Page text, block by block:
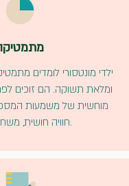
ילדי מונטסורי לומדים
ומלאת תשוקה. הם זוכים
מוחשית של משמעות
חוויה חושית, משחק והנאה.